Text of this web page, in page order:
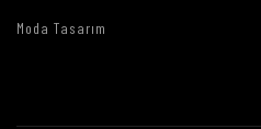
Moda Tasarım